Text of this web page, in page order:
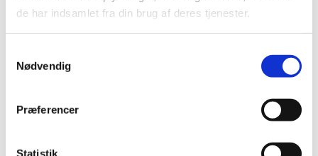
de har indsamlet fra din brug af deres tjenester.
Nødvendig
Præferencer
Statistik
Flormelis 12,5 kg